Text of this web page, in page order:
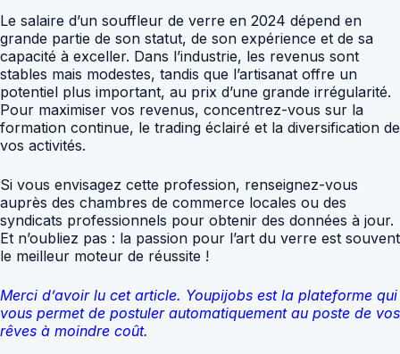
Le salaire d’un souffleur de verre en 2024 dépend en
grande partie de son statut, de son expérience et de sa
capacité à exceller. Dans l’industrie, les revenus sont
stables mais modestes, tandis que l’artisanat offre un
potentiel plus important, au prix d’une grande irrégularité.
Pour maximiser vos revenus, concentrez-vous sur la
formation continue, le trading éclairé et la diversification de
vos activités.
Si vous envisagez cette profession, renseignez-vous
auprès des chambres de commerce locales ou des
syndicats professionnels pour obtenir des données à jour.
Et n’oubliez pas : la passion pour l’art du verre est souvent
le meilleur moteur de réussite !
Merci d’avoir lu cet article. Youpijobs est la plateforme qui
vous permet de postuler automatiquement au poste de vos
rêves à moindre coût.